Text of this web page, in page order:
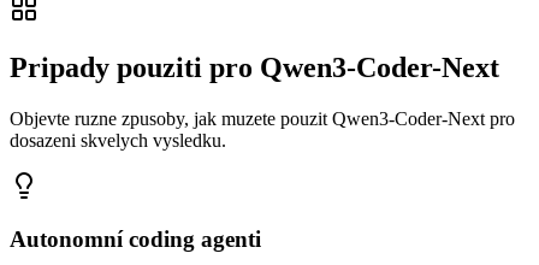
Pripady pouziti pro Qwen3-Coder-Next
Objevte ruzne zpusoby, jak muzete pouzit Qwen3-Coder-Next pro
dosazeni skvelych vysledku.
Autonomní coding agenti